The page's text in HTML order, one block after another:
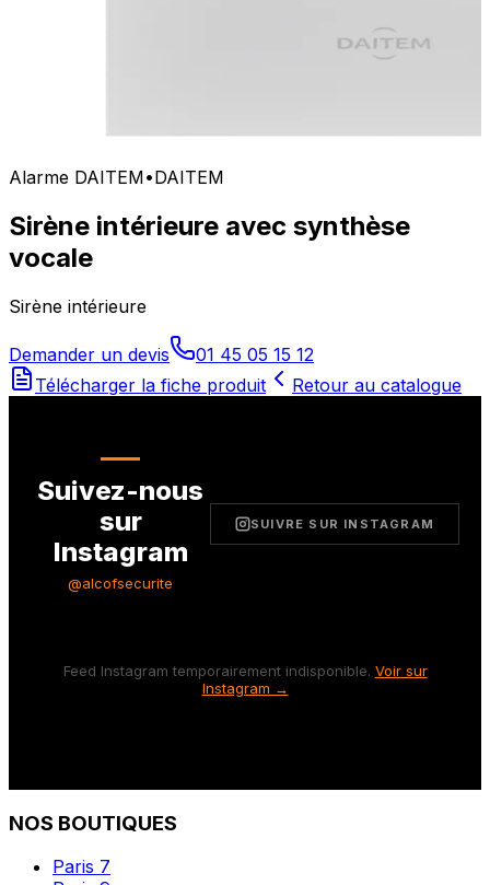
Alarme DAITEM•DAITEM
Sirène intérieure avec synthèse
vocale
Sirène intérieure
Demander un devis
01 45 05 15 12
Télécharger la fiche produit
Retour au catalogue
Suivez-nous
sur
Instagram
@alcofsecurite
SUIVRE SUR INSTAGRAM
Feed Instagram temporairement indisponible. Voir sur
Instagram →
NOS BOUTIQUES
Paris 7